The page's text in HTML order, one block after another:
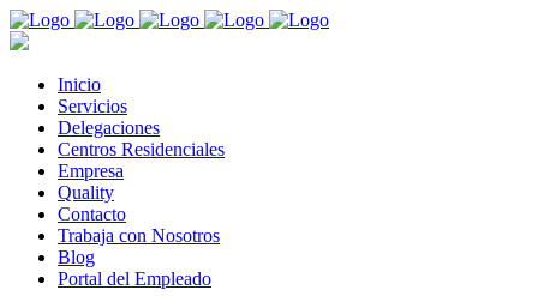
Inicio
Servicios
Delegaciones
Centros Residenciales
Empresa
Quality
Contacto
Trabaja con Nosotros
Blog
Portal del Empleado